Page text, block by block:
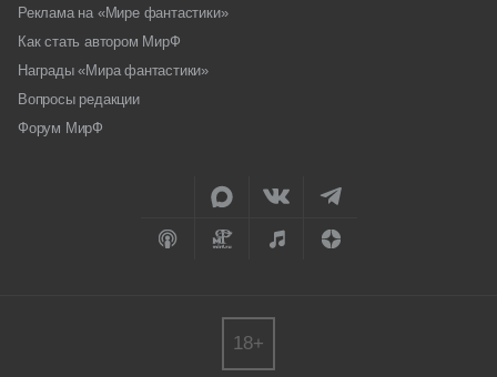
Реклама на «Мире фантастики»
Как стать автором МирФ
Награды «Мира фантастики»
Вопросы редакции
Форум МирФ
18+